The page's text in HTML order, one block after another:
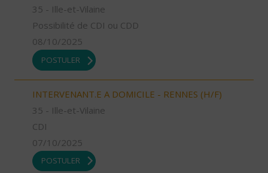
35 - Ille-et-Vilaine
Possibilité de CDI ou CDD
08/10/2025
POSTULER
INTERVENANT.E A DOMICILE - RENNES (H/F)
35 - Ille-et-Vilaine
CDI
07/10/2025
POSTULER